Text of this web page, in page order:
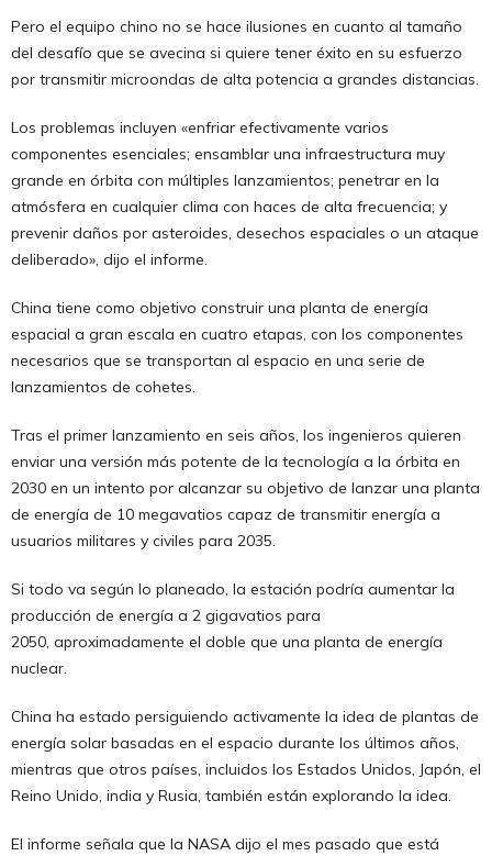
Pero el equipo chino no se hace ilusiones en cuanto al tamaño
del desafío que se avecina si quiere tener éxito en su esfuerzo
por transmitir microondas de alta potencia a grandes distancias.
Los problemas incluyen «enfriar efectivamente varios
componentes esenciales; ensamblar una infraestructura muy
grande en órbita con múltiples lanzamientos; penetrar en la
atmósfera en cualquier clima con haces de alta frecuencia; y
prevenir daños por asteroides, desechos espaciales o un ataque
deliberado», dijo el informe.
China tiene como objetivo construir una planta de energía
espacial a gran escala en cuatro etapas, con los componentes
necesarios que se transportan al espacio en una serie de
lanzamientos de cohetes.
Tras el primer lanzamiento en seis años, los ingenieros quieren
enviar una versión más potente de la tecnología a la órbita en
2030 en un intento por alcanzar su objetivo de lanzar una planta
de energía de 10 megavatios capaz de transmitir energía a
usuarios militares y civiles para 2035.
Si todo va según lo planeado, la estación podría aumentar la
producción de energía a 2 gigavatios para
2050, aproximadamente el doble que una planta de energía
nuclear.
China ha estado persiguiendo activamente la idea de plantas de
energía solar basadas en el espacio durante los últimos años,
mientras que otros países, incluidos los Estados Unidos, Japón, el
Reino Unido, india y Rusia, también están explorando la idea.
El informe señala que la NASA dijo el mes pasado que está